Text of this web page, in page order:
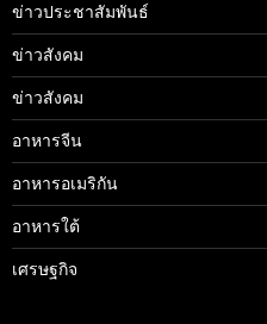
ข่าวประชาสัมพันธ์
ข่าวสังคม
ข่าวสังคม
อาหารจีน
อาหารอเมริกัน
อาหารใต้
เศรษฐกิจ